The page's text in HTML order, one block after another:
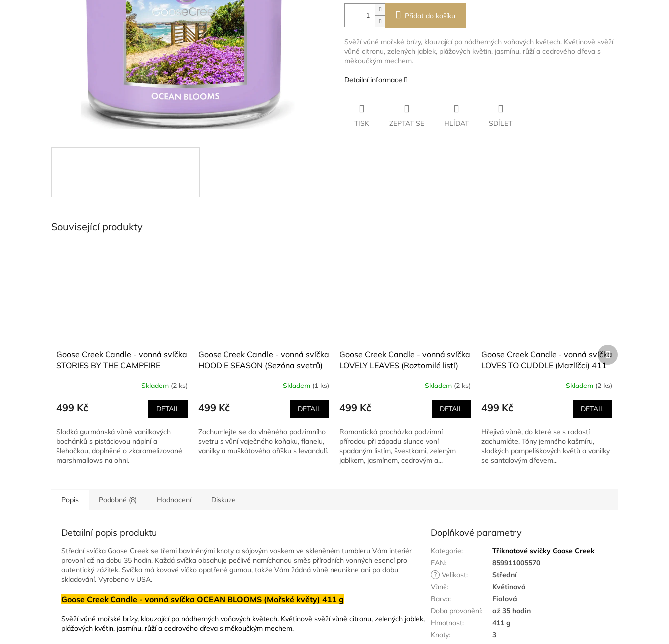
Přidat do košíku
Svěží vůně mořské brízy, klouzající po nádherných voňavých květech. Květinově svěží
vůně citronu, zelených jablek, plážových květin, jasmínu, růží a cedrového dřeva s
měkoučkým mechem.
Detailní informace
TISK ZEPTAT SE HLÍDAT SDÍLET
Související produkty
Goose Creek Candle - vonná svíčka
STORIES BY THE CAMPFIRE
Skladem (2 ks)
499 Kč DETAIL
Sladká gurmánská vůně vanilkových
bochánků s pistáciovou náplní a
šlehačkou, doplněné o zkaramelizované
marshmallows na ohni.
Goose Creek Candle - vonná svíčka
HOODIE SEASON (Sezóna svetrů)
Skladem (1 ks)
499 Kč DETAIL
Zachumlejte se do vlněného podzimního
svetru s vůní vaječného koňaku, flanelu,
vanilky a muškátového oříšku s levandulí.
Goose Creek Candle - vonná svíčka
LOVELY LEAVES (Roztomilé listí)
Skladem (2 ks)
499 Kč DETAIL
Romantická procházka podzimní
přírodou při západu slunce voní
spadaným listím, švestkami, zeleným
jablkem, jasmínem, cedrovým a...
Goose Creek Candle - vonná svíčka
LOVES TO CUDDLE (Mazlíčci) 411
Skladem (2 ks)
499 Kč DETAIL
Hřejivá vůně, do které se s radostí
zachumláte. Tóny jemného kašmíru,
sladkých pampeliškových květů a vanilky
se santalovým dřevem...
Další
produkt
Popis Podobné (8) Hodnocení Diskuze
Detailní popis produktu
Střední svíčka Goose Creek se třemi bavlněnými knoty a sójovým voskem ve skleněném tumbleru Vám interiér
provoní až na dobu 35 hodin. Každá svíčka obsahuje pečlivě namíchanou směs přírodních vonných esencí pro
autentický zážitek. Svíčka má kovové víčko opatřené gumou, takže Vám žádná vůně neunikne ani po dobu
skladování. Vyrobeno v USA.
Goose Creek Candle - vonná svíčka OCEAN BLOOMS (Mořské květy) 411 g
Svěží vůně mořské brízy, klouzající po nádherných voňavých květech. Květinově svěží vůně citronu, zelených jablek,
plážových květin, jasmínu, růží a cedrového dřeva s měkoučkým mechem.
Doplňkové parametry
Kategorie:
Tříknotové svíčky Goose Creek
EAN:
859911005570
? Velikost:
Střední
Vůně:
Květinová
Barva:
Fialová
Doba provonění:
až 35 hodin
Hmotnost:
411 g
Knoty:
3